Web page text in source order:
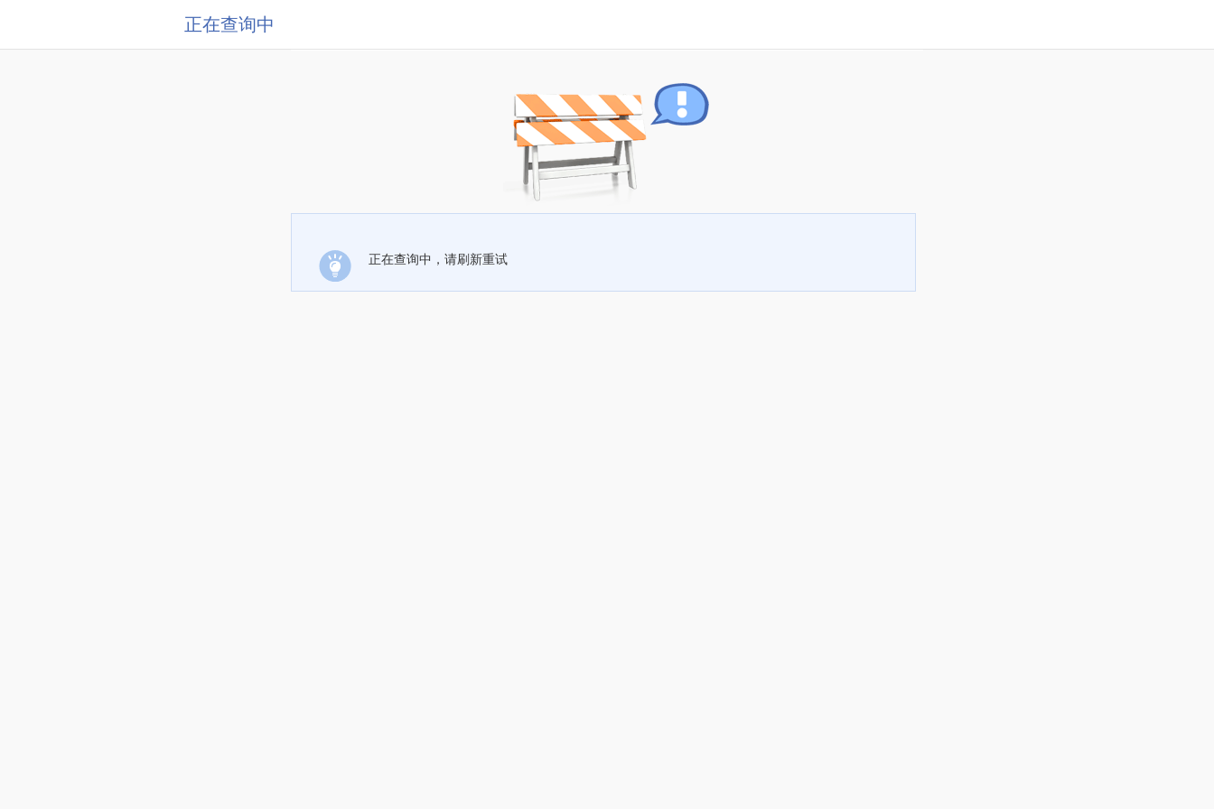
正在查询中
正在查询中，请刷新重试